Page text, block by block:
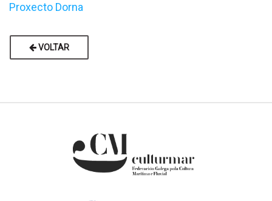
Proxecto Dorna
VOLTAR